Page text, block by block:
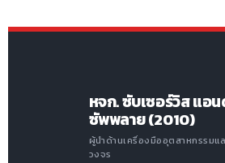
หจก. ซับเซอร์วิส แอ
ซัพพลาย (2010)
ผู้นำด้านเครื่องมืออุตสาหกรรมแ
วงจร